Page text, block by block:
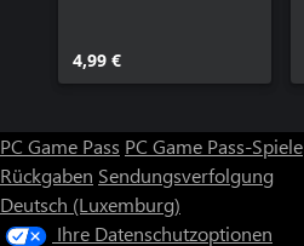
4,99 €
PC Game Pass PC Game Pass-Spiele
Rückgaben Sendungsverfolgung
Deutsch (Luxemburg)
Ihre Datenschutzoptionen